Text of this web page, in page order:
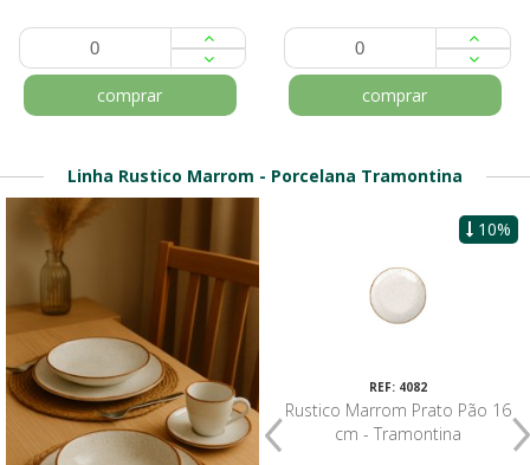
comprar comprar
Linha Rustico Marrom - Porcelana Tramontina
REF: 3794
Rustico Marrom Prato
Sobremesa 21cm - Tramontina
10%
REF: 4082
Rustico Marrom Prato Pão 16
cm - Tramontina